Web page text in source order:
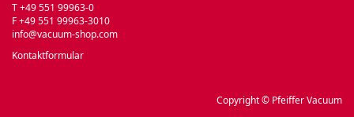
T +49 551 99963-0
F +49 551 99963-3010
info@vacuum-shop.com
Kontaktformular
Copyright © Pfeiffer Vacuum